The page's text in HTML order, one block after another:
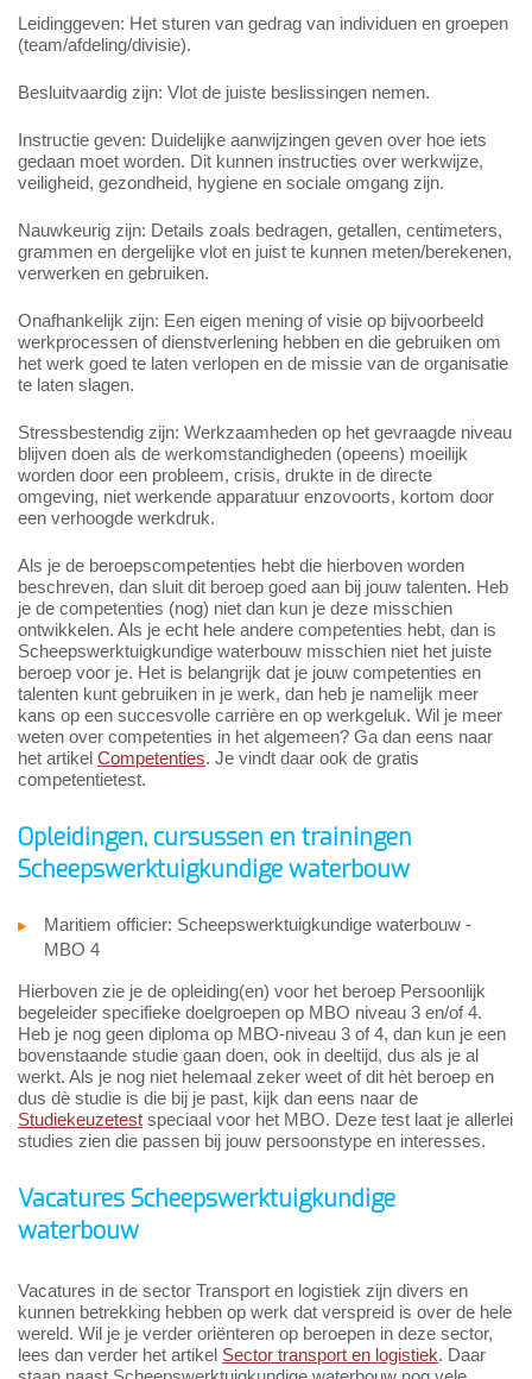
Leidinggeven: Het sturen van gedrag van individuen en groepen
(team/afdeling/divisie).
Besluitvaardig zijn: Vlot de juiste beslissingen nemen.
Instructie geven: Duidelijke aanwijzingen geven over hoe iets
gedaan moet worden. Dit kunnen instructies over werkwijze,
veiligheid, gezondheid, hygiene en sociale omgang zijn.
Nauwkeurig zijn: Details zoals bedragen, getallen, centimeters,
grammen en dergelijke vlot en juist te kunnen meten/berekenen,
verwerken en gebruiken.
Onafhankelijk zijn: Een eigen mening of visie op bijvoorbeeld
werkprocessen of dienstverlening hebben en die gebruiken om
het werk goed te laten verlopen en de missie van de organisatie
te laten slagen.
Stressbestendig zijn: Werkzaamheden op het gevraagde niveau
blijven doen als de werkomstandigheden (opeens) moeilijk
worden door een probleem, crisis, drukte in de directe
omgeving, niet werkende apparatuur enzovoorts, kortom door
een verhoogde werkdruk.
Als je de beroepscompetenties hebt die hierboven worden
beschreven, dan sluit dit beroep goed aan bij jouw talenten. Heb
je de competenties (nog) niet dan kun je deze misschien
ontwikkelen. Als je echt hele andere competenties hebt, dan is
Scheepswerktuigkundige waterbouw misschien niet het juiste
beroep voor je. Het is belangrijk dat je jouw competenties en
talenten kunt gebruiken in je werk, dan heb je namelijk meer
kans op een succesvolle carrière en op werkgeluk. Wil je meer
weten over competenties in het algemeen? Ga dan eens naar
het artikel Competenties. Je vindt daar ook de gratis
competentietest.
Opleidingen, cursussen en trainingen
Scheepswerktuigkundige waterbouw
Maritiem officier: Scheepswerktuigkundige waterbouw -
MBO 4
Hierboven zie je de opleiding(en) voor het beroep Persoonlijk
begeleider specifieke doelgroepen op MBO niveau 3 en/of 4.
Heb je nog geen diploma op MBO-niveau 3 of 4, dan kun je een
bovenstaande studie gaan doen, ook in deeltijd, dus als je al
werkt. Als je nog niet helemaal zeker weet of dit hèt beroep en
dus dè studie is die bij je past, kijk dan eens naar de
Studiekeuzetest speciaal voor het MBO. Deze test laat je allerlei
studies zien die passen bij jouw persoonstype en interesses.
Vacatures Scheepswerktuigkundige
waterbouw
Vacatures in de sector Transport en logistiek zijn divers en
kunnen betrekking hebben op werk dat verspreid is over de hele
wereld. Wil je je verder oriënteren op beroepen in deze sector,
lees dan verder het artikel Sector transport en logistiek. Daar